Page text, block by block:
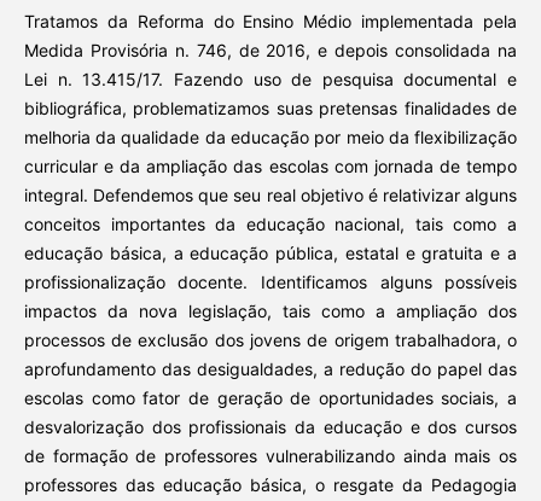
Tratamos da Reforma do Ensino Médio implementada pela
Medida Provisória n. 746, de 2016, e depois consolidada na
Lei n. 13.415/17. Fazendo uso de pesquisa documental e
bibliográfica, problematizamos suas pretensas finalidades de
melhoria da qualidade da educação por meio da flexibilização
curricular e da ampliação das escolas com jornada de tempo
integral. Defendemos que seu real objetivo é relativizar alguns
conceitos importantes da educação nacional, tais como a
educação básica, a educação pública, estatal e gratuita e a
profissionalização docente. Identificamos alguns possíveis
impactos da nova legislação, tais como a ampliação dos
processos de exclusão dos jovens de origem trabalhadora, o
aprofundamento das desigualdades, a redução do papel das
escolas como fator de geração de oportunidades sociais, a
desvalorização dos profissionais da educação e dos cursos
de formação de professores vulnerabilizando ainda mais os
professores das educação básica, o resgate da Pedagogia